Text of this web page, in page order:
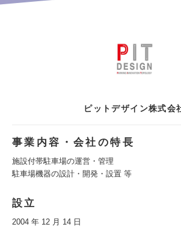
ピットデザイン株式会
事業内容・会社の特長
施設付帯駐車場の運営・管理
駐車場機器の設計・開発・設置 等
設立
2004 年 12 月 14 日